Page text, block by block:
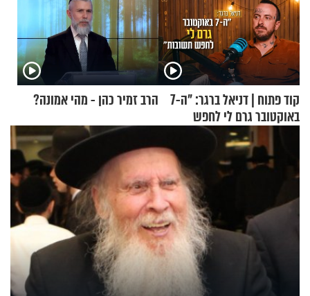
קוד פתוח | דניאל ברגר: "ה-7
באוקטובר גרם לי לחפש
הרב זמיר כהן - מהי אמונה?